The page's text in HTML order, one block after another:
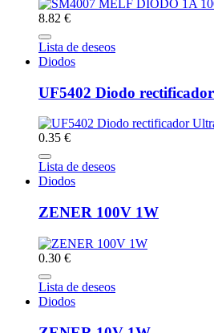
8.82 €
Lista de deseos
Diodos
UF5402 Diodo
0.35 €
Lista de deseos
Diodos
ZENER 100V 1W
0.30 €
Lista de deseos
Diodos